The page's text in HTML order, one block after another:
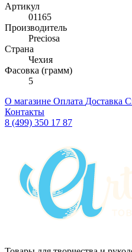
Артикул
01165
Производитель
Preciosa
Страна
Чехия
Фасовка (грамм)
5
О магазине Оплата Доставка
Контакты
8 (499) 350 17 87